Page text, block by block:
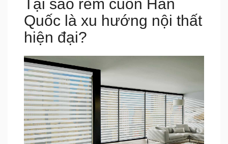
Tại sao rèm cuốn Hàn
Quốc là xu hướng nội thất
hiện đại?